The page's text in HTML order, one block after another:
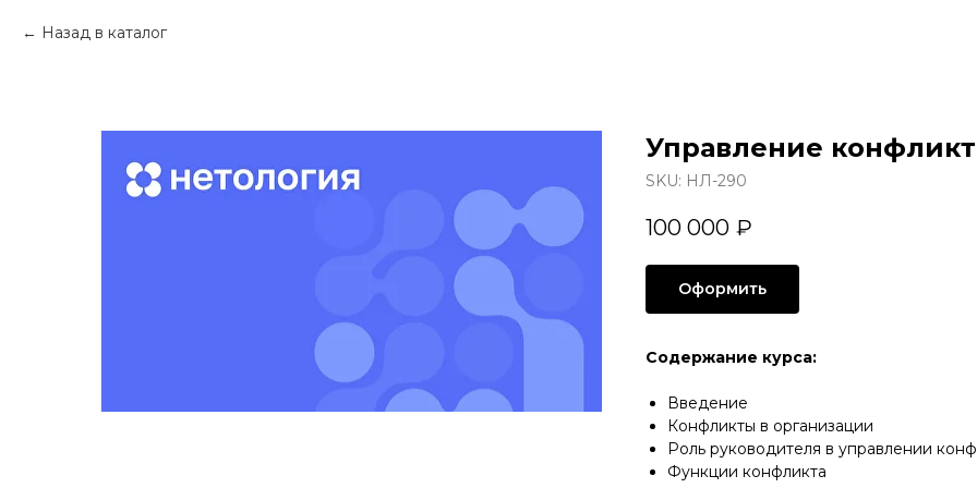
Назад в каталог
Управление
SKU: НЛ-290
100 000 ₽
Оформить
Содержание курса:
Введение
Конфликты в организации
Роль руководителя в управлении
Функции конфликта